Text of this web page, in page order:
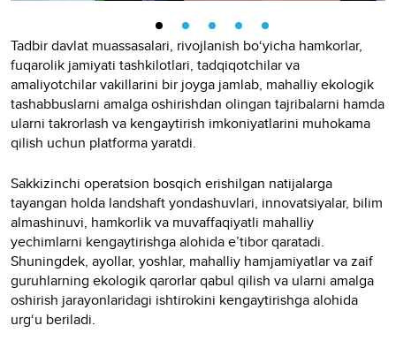
Tadbir davlat muassasalari, rivojlanish bo‘yicha hamkorlar,
fuqarolik jamiyati tashkilotlari, tadqiqotchilar va
amaliyotchilar vakillarini bir joyga jamlab, mahalliy ekologik
tashabbuslarni amalga oshirishdan olingan tajribalarni hamda
ularni takrorlash va kengaytirish imkoniyatlarini muhokama
qilish uchun platforma yaratdi.
Sakkizinchi operatsion bosqich erishilgan natijalarga
tayangan holda landshaft yondashuvlari, innovatsiyalar, bilim
almashinuvi, hamkorlik va muvaffaqiyatli mahalliy
yechimlarni kengaytirishga alohida e’tibor qaratadi.
Shuningdek, ayollar, yoshlar, mahalliy hamjamiyatlar va zaif
guruhlarning ekologik qarorlar qabul qilish va ularni amalga
oshirish jarayonlaridagi ishtirokini kengaytirishga alohida
urg‘u beriladi.